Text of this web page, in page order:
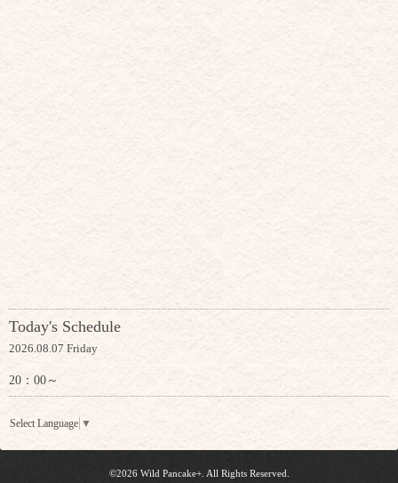
Today's Schedule
2026.08.07 Friday
20：00～
Select Language ▼
©2026 Wild Pancake+. All Rights Reserved.